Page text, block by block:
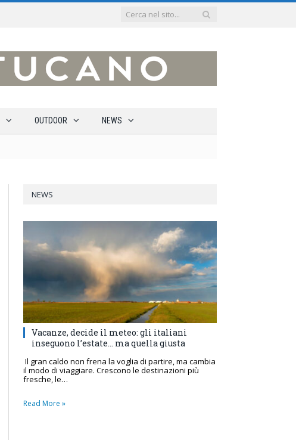
OUTDOOR NEWS
NEWS
Vacanze, decide il meteo: gli italiani
inseguono l’estate… ma quella giusta
Il gran caldo non frena la voglia di partire, ma cambia
il modo di viaggiare. Crescono le destinazioni più
fresche, le…
Read More »